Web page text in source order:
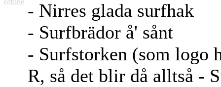
offline - Nirres glada surfhak
- Surfbrädor å' sånt
- Surfstorken (som logo
R, så det blir då alltså -